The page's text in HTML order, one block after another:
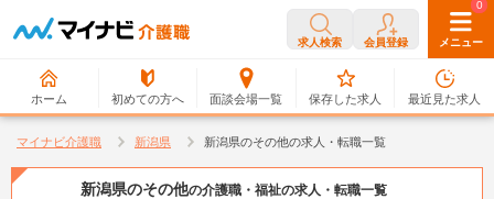
求人検索 会員登録 メニュー
ホーム 初めての方へ 面談会場一覧
0
保存した求人
0
最近見た求人
マイナビ介護職 新潟県 新潟県のその他の求人・転職一覧
新潟県のその他の介護職・福祉の求人・転職一覧